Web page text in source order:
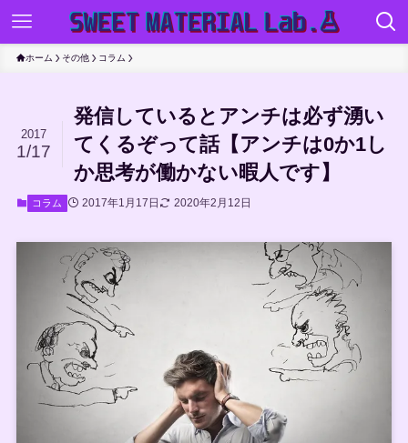
ホーム その他 コラム
発信しているとアンチは必ず湧い
てくるぞって話【アンチは0か1し
か思考が働かない暇人です】
2017
1/17
コラム 2017年1月17日 2020年2月12日